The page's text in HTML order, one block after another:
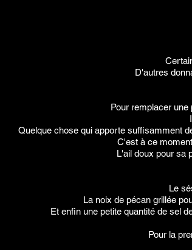
D'autres
Pour remplacer
Quelque chose qui apporte suffisamment
C'est à ce
L'ail doux pour sa
Le
La noix de pécan grillée
Et enfin une petite quantité de sel
Pour la